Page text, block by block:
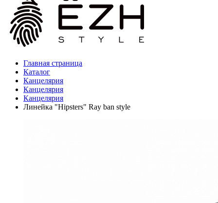
Главная страница
Каталог
Канцелярия
Канцелярия
Канцелярия
Линейка "Hipsters" Ray ban style